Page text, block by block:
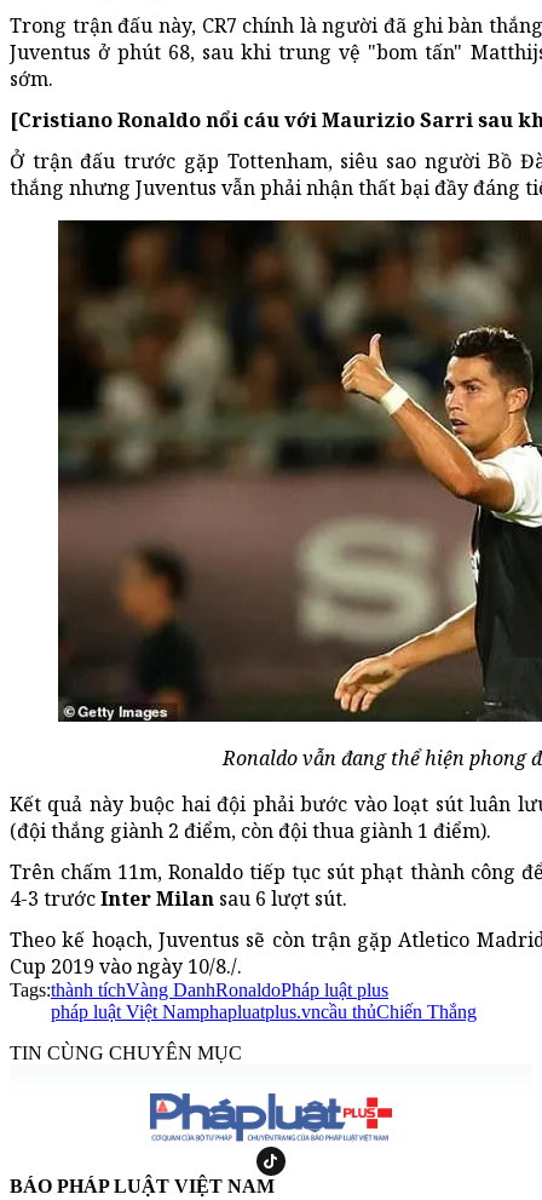
Trong trận đấu này, CR7 chính là người đã ghi bàn
Juventus ở phút 68, sau khi trung vệ "bom tấn"
sớm.
[Cristiano Ronaldo nổi cáu với Maurizio Sarri sau
Ở trận đấu trước gặp Tottenham, siêu sao người Bồ
thắng nhưng Juventus vẫn phải nhận thất bại đầy đáng
Ronaldo vẫn đang thể hiện phong
Kết quả này buộc hai đội phải bước vào loạt sút luân
(đội thắng giành 2 điểm, còn đội thua giành 1 điểm).
Trên chấm 11m, Ronaldo tiếp tục sút phạt thành công
4-3 trướcInter Milan sau 6 lượt sút.
Theo kế hoạch, Juventus sẽ còn trận gặp Atletico
Cup 2019 vào ngày 10/8./.
Tags:thành tíchVàng DanhRonaldoPháp luật plus
pháp luật Việt Namphapluatplus.vncầu thủChiến Thắng
TIN CÙNG CHUYÊN MỤC
BÁO PHÁP LUẬT VIỆT NAM